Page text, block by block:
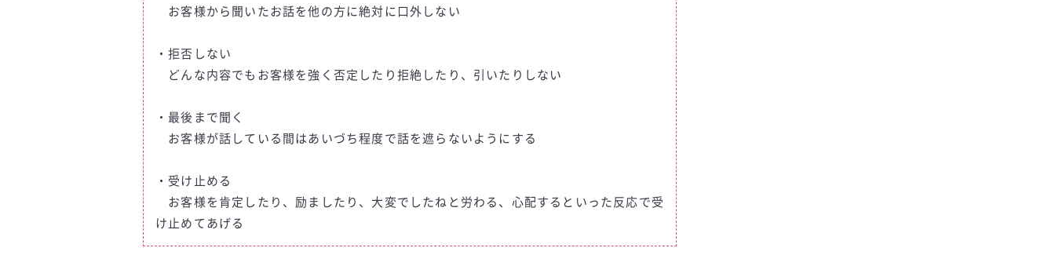
お客様から聞いたお話を他の方に絶対に口外しない
・拒否しない
どんな内容でもお客様を強く否定したり拒絶したり、引いたりしない
・最後まで聞く
お客様が話している間はあいづち程度で話を遮らないようにする
・受け止める
お客様を肯定したり、励ましたり、大変でしたねと労わる、心配するといった反応で受
け止めてあげる